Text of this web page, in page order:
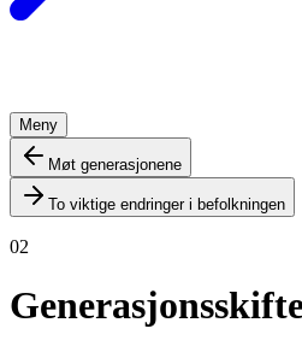
Meny
Møt generasjonene
To viktige endringer i befolkningen
02